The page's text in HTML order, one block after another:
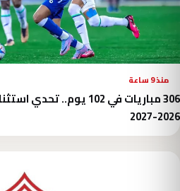
منذ 9 ساعة
306 مباريات في 102
2026-2027